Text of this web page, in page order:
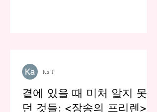
곁에 있을 때 미처 알지 못했
던 것들: <장송의 프리렌>이
Ka T